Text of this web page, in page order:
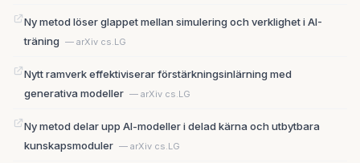
Ny metod löser glappet mellan simulering och verklighet i AI-
träning — arXiv cs.LG
Nytt ramverk effektiviserar förstärkningsinlärning med
generativa modeller — arXiv cs.LG
Ny metod delar upp AI-modeller i delad kärna och utbytbara
kunskapsmoduler — arXiv cs.LG